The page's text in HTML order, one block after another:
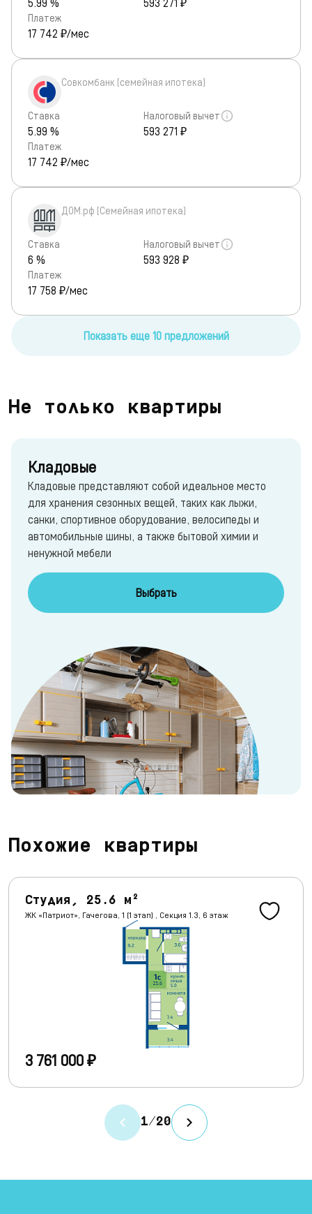
Платеж
17 742 ₽/мес
Совкомбанк (семейная ипотека)
Ставка
5.99 %
Налоговый вычет
593 271 ₽
Платеж
17 742 ₽/мес
ДОМ.рф (Семейная ипотека)
Ставка
6 %
Налоговый вычет
593 928 ₽
Платеж
17 758 ₽/мес
Показать еще 10 предложений
Не только квартиры
Кладовые
Кладовые представляют собой идеальное место
для хранения сезонных вещей, таких как лыжи,
санки, спортивное оборудование, велосипеды и
автомобильные шины, а также бытовой химии и
ненужной мебели
Выбрать
Похожие квартиры
1/20
Студия, 25.6 м²
ЖК «Патриот», Гачегова, 1 (1 этап) , Секция 1.3, 6 этаж
3 761 000 ₽